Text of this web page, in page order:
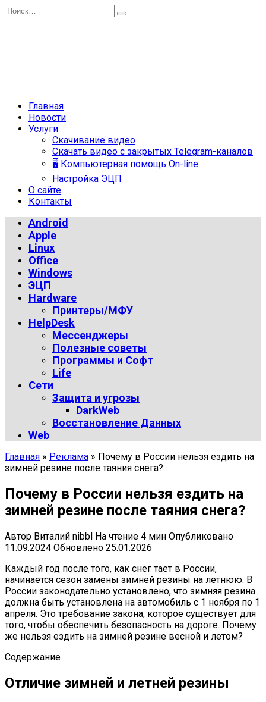
Перейти
к
Search
for:
Главная
Новости
Услуги
Скачивание видео
Скачать видео с закрытых Telegram-каналов
🖥 Компьютерная помощь On-line
Настройка ЭЦП
О сайте
Контакты
Android
Apple
Linux
Office
Windows
ЭЦП
Hardware
Принтеры/МФУ
HelpDesk
Мессенджеры
Полезные советы
Программы и Софт
Life
Сети
Защита и угрозы
DarkWeb
Восстановление Данных
Web
Главная » Реклама » Почему в России нельзя ездить на
зимней резине после таяния снега?
Почему в России нельзя ездить на
зимней резине после таяния снега?
Автор Виталий nibbl На чтение 4 мин Опубликовано
11.09.2024 Обновлено 25.01.2026
Каждый год после того, как снег тает в России,
начинается сезон замены зимней резины на летнюю. В
России законодательно установлено, что зимняя резина
должна быть установлена на автомобиль с 1 ноября по 1
апреля. Это требование закона, которое существует для
того, чтобы обеспечить безопасность на дороге. Почему
же нельзя ездить на зимней резине весной и летом?
Содержание
Отличие зимней и летней резины